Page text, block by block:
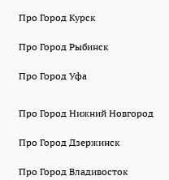
Про Город Курск
Про Город Рыбинск
Про Город Уфа
Про Город Нижний Новгород
Про Город Дзержинск
Про Город Владивосток